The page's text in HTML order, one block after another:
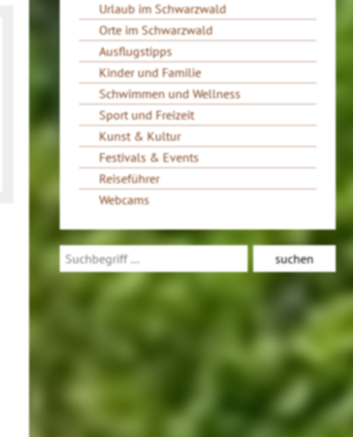
Urlaub im Schwarzwald
Orte im Schwarzwald
Ausflugstipps
Kinder und Familie
Schwimmen und Wellness
Sport und Freizeit
Kunst & Kultur
Festivals & Events
Reiseführer
Webcams